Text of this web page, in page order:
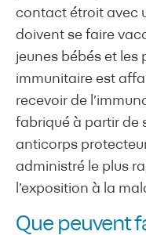
contact étroit avec
doivent se faire
jeunes bébés et les
immunitaire est
recevoir de
fabriqué à partir de
anticorps
administré le plus
l’exposition à la
Que peuvent